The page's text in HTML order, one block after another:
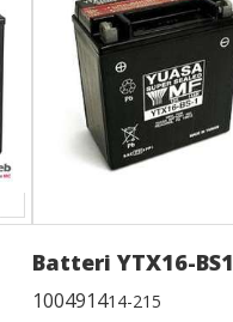
Batteri YTX16-BS1
100491414-215